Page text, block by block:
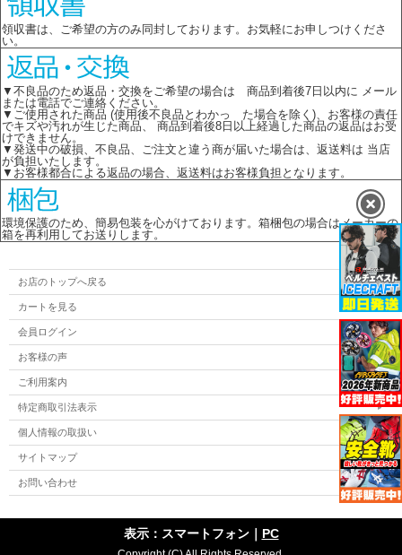
領収書は、ご希望の方のみ同封しております。お気軽にお申しつけくださ
い。
▼不良品のため返品・交換をご希望の場合は 商品到着後7日以内に メール
または電話でご連絡ください。
▼ご使用された商品 (使用後不良品とわかっ た場合を除く)、お客様の責任
でキズや汚れが生じた商品、 商品到着後8日以上経過した商品の返品はお受
けできません。
▼発送中の破損、不良品、ご注文と違う商が届いた場合は、返送料は 当店
が負担いたします。
▼お客様都合による返品の場合、返送料はお客様負担となります。
環境保護のため、簡易包装を心がけております。箱梱包の場合はメーカーの
箱を再利用してお送りします。
お店のトップへ戻る
カートを見る
会員ログイン
お客様の声
ご利用案内
特定商取引法表示
個人情報の取扱い
サイトマップ
お問い合わせ
表示：スマートフォン｜ PC